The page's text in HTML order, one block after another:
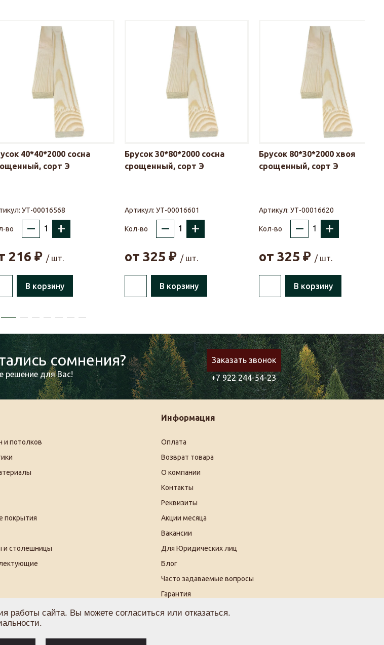
40*40*2000 сосна
сорт Э
УТ-00016568
во – +
216 ₽ / шт.
В корзину
Брусок 30*80*2000 сосна
срощенный, сорт Э
Артикул: УТ-00016601
Кол-во – +
от 325 ₽ / шт.
В корзину
Брусок 80*30*2000 хвоя
срощенный, сорт Э
Артикул: УТ-00016620
Кол-во – +
от 325 ₽ / шт.
В корзину
сомнения?
решение для Вас!
Заказать звонок
+7 922 244-54-23
и потолков
покрытия
столешницы
Информация
Оплата
Возврат товара
О компании
Контакты
Реквизиты
Акции месяца
Вакансии
Для Юридических лиц
Блог
Часто задаваемые вопросы
Гарантия
сайта. Вы можете согласиться или отказаться.
.